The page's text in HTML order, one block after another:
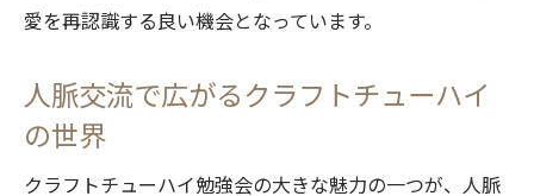
愛を再認識する良い機会となっています。
人脈交流で広がるクラフトチューハイ
の世界
クラフトチューハイ勉強会の大きな魅力の一つが、人脈